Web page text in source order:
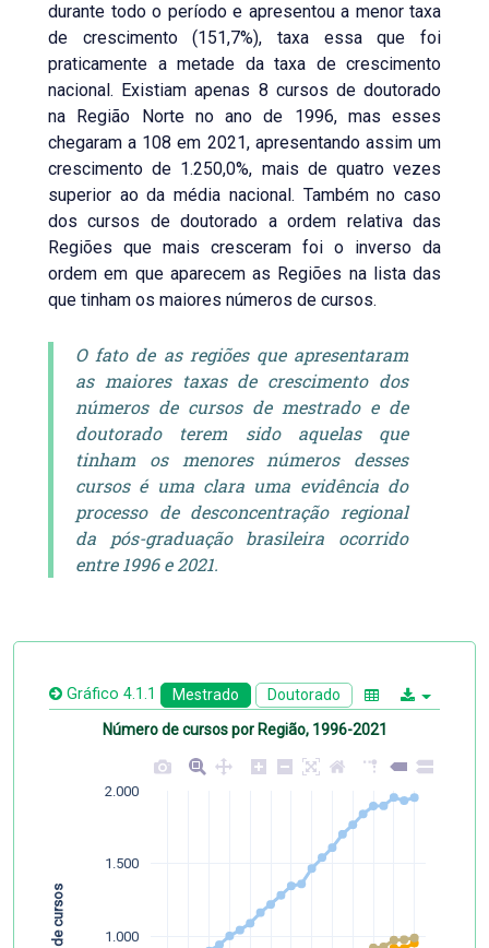
durante todo o período e apresentou a menor taxa
de crescimento (151,7%), taxa essa que foi
praticamente a metade da taxa de crescimento
nacional. Existiam apenas 8 cursos de doutorado
na Região Norte no ano de 1996, mas esses
chegaram a 108 em 2021, apresentando assim um
crescimento de 1.250,0%, mais de quatro vezes
superior ao da média nacional. Também no caso
dos cursos de doutorado a ordem relativa das
Regiões que mais cresceram foi o inverso da
ordem em que aparecem as Regiões na lista das
que tinham os maiores números de cursos.
O fato de as regiões que apresentaram
as maiores taxas de crescimento dos
números de cursos de mestrado e de
doutorado terem sido aquelas que
tinham os menores números desses
cursos é uma clara uma evidência do
processo de desconcentração regional
da pós-graduação brasileira ocorrido
entre 1996 e 2021.
Gráfico 4.1.1 Mestrado Doutorado
Número de cursos por Região, 1996-2021
1.000
1.500
2.000